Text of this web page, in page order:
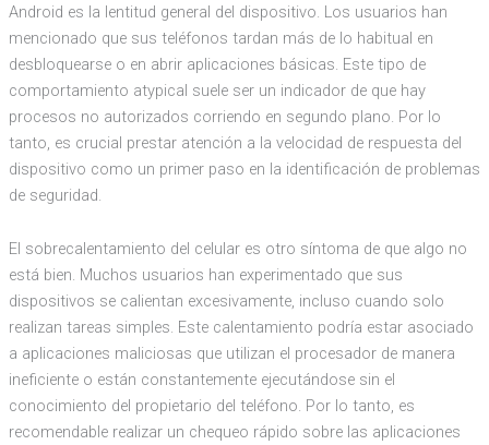
Android es la lentitud general del dispositivo. Los usuarios han
mencionado que sus teléfonos tardan más de lo habitual en
desbloquearse o en abrir aplicaciones básicas. Este tipo de
comportamiento atypical suele ser un indicador de que hay
procesos no autorizados corriendo en segundo plano. Por lo
tanto, es crucial prestar atención a la velocidad de respuesta del
dispositivo como un primer paso en la identificación de problemas
de seguridad.
El sobrecalentamiento del celular es otro síntoma de que algo no
está bien. Muchos usuarios han experimentado que sus
dispositivos se calientan excesivamente, incluso cuando solo
realizan tareas simples. Este calentamiento podría estar asociado
a aplicaciones maliciosas que utilizan el procesador de manera
ineficiente o están constantemente ejecutándose sin el
conocimiento del propietario del teléfono. Por lo tanto, es
recomendable realizar un chequeo rápido sobre las aplicaciones